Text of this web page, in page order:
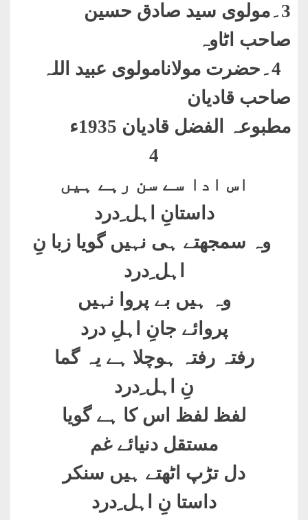
3۔مولوی سید صادق حسین
صاحب اٹاوہ
4۔حضرت مولانامولوی عبید اللہ
صاحب قادیان
مطبوعہ الفضل قادیان 1935ء
4
اس ادا سے سن رہے ہیں
داستانِ اہل ِدرد
وہ سمجھتے ہی نہیں گویا زبا نِ
اہل ِدرد
وہ ہیں بے پروا نہیں
پروائے جانِ اہلِ درد
رفتہ رفتہ ہوچلا ہے یہ گما
نِ اہل ِدرد
لفظ لفظ اس کا ہے گویا
مستقل دنیائے غم
دل تڑپ اٹھتے ہیں سنکر
داستا نِ اہل ِدرد